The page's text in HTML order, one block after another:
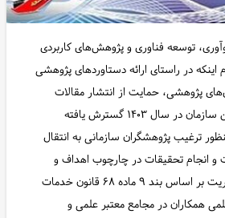
توسعه فناوری و پژوهش‌های کاربردی
در راستای ارائه دستاوردهای پژوهشی
پژوهشی، حمایت از انتشار مقالات
علمی و کتب همکاران این سازمان در سال ۱۴۰۳ گسترش یافته
ترغیب پژوهشگران سازمانی به انتقال
انجام تحقیقات در چارچوب اهداف و
وظایف سازمان، این مدیریت بر اساس بند ۹ ماده ۶۸ قانون خدمات
همکاران در مجامع معتبر علمی و